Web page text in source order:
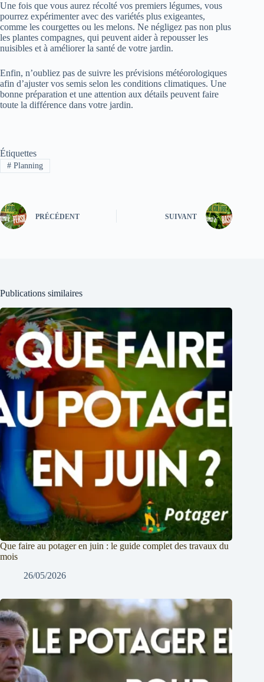
Une fois que vous aurez récolté vos premiers légumes, vous
pourrez expérimenter avec des variétés plus exigeantes,
comme les courgettes ou les melons. Ne négligez pas non plus
les plantes compagnes, qui peuvent aider à repousser les
nuisibles et à améliorer la santé de votre jardin.
Enfin, n’oubliez pas de suivre les prévisions météorologiques
afin d’ajuster vos semis selon les conditions climatiques. Une
bonne préparation et une attention aux détails peuvent faire
toute la différence dans votre jardin.
Étiquettes
#Planning
PRÉCÉDENT SUIVANT
Publications similaires
Que faire au potager en juin : le guide complet des travaux du
mois
26/05/2026